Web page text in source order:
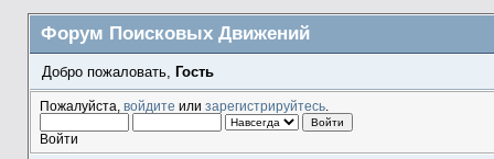
Форум Поисковых Движений
Добро пожаловать, Гость
Пожалуйста, войдите или зарегистрируйтесь.
Войти